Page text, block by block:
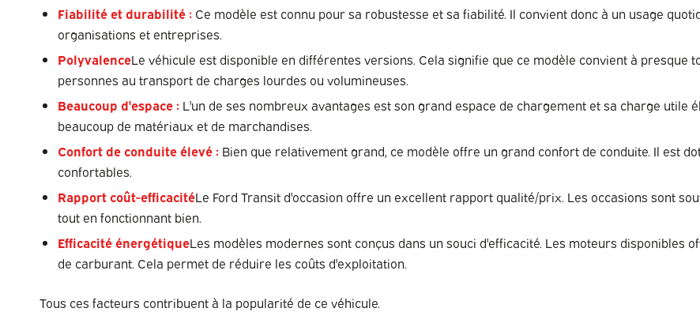
Fiabilité et durabilité : Ce modèle est connu pour sa robustesse et sa fiabilité. Il convient donc à un usage
organisations et entreprises.
PolyvalenceLe véhicule est disponible en différentes versions. Cela signifie que ce modèle convient à presque
personnes au transport de charges lourdes ou volumineuses.
Beaucoup d'espace : L'un de ses nombreux avantages est son grand espace de chargement et sa charge
beaucoup de matériaux et de marchandises.
Confort de conduite élevé : Bien que relativement grand, ce modèle offre un grand confort de conduite. Il est
confortables.
Rapport coût-efficacitéLe Ford Transit d'occasion offre un excellent rapport qualité/prix. Les occasions sont
tout en fonctionnant bien.
Efficacité énergétiqueLes modèles modernes sont conçus dans un souci d'efficacité. Les moteurs disponibles
de carburant. Cela permet de réduire les coûts d'exploitation.
Tous ces facteurs contribuent à la popularité de ce véhicule.